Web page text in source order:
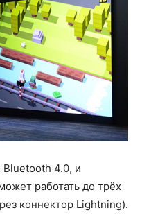
Bluetooth 4.0, и
работать до трёх
коннектор Lightning).